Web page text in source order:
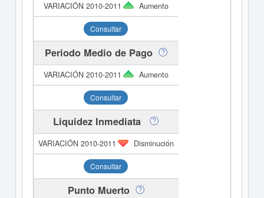
Aumento
Consultar
Periodo Medio de Pago
Aumento
Consultar
Liquidez Inmediata
Disminución
Consultar
Punto Muerto